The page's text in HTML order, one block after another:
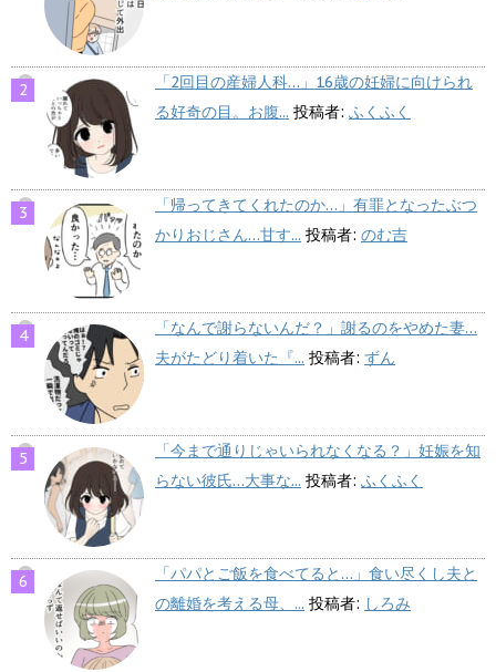
「2回目の産婦人科…」16歳の妊婦に向けられ
る好奇の目。お腹... 投稿者: ふくふく
「帰ってきてくれたのか…」有罪となったぶつ
かりおじさん…甘す... 投稿者: のむ吉
「なんで謝らないんだ？」謝るのをやめた妻…
夫がたどり着いた『... 投稿者: ずん
「今まで通りじゃいられなくなる？」妊娠を知
らない彼氏…大事な... 投稿者: ふくふく
「パパとご飯を食べてると…」食い尽くし夫と
の離婚を考える母、... 投稿者: しろみ